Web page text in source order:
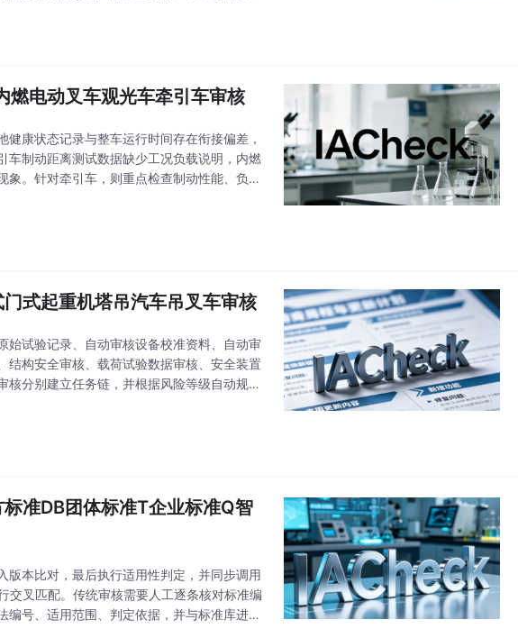
电动叉车观光车牵引车审核
康状态记录与整车运行时间存在衔接偏差，
车制动距离测试数据缺少工况负载说明，内燃
。针对牵引车，则重点检查制动性能、负载
式起重机塔吊汽车吊叉车审核
始试验记录、自动审核设备校准资料、自动审
结构安全审核、载荷试验数据审核、安全装置
分别建立任务链，并根据风险等级自动规划
准DB团体标准T企业标准Q智
版本比对，最后执行适用性判定，并同步调用
交叉匹配。传统审核需要人工逐条核对标准编
号、适用范围、判定依据，并与标准库进行